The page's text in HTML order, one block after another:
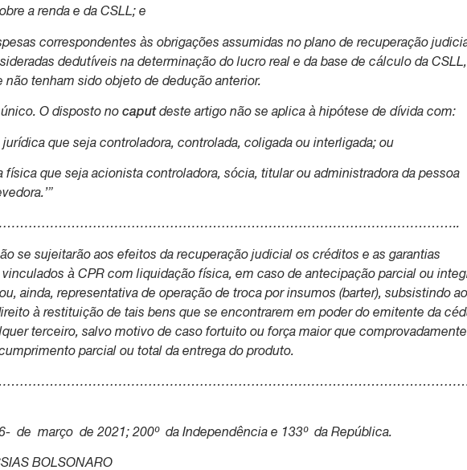
a renda e da CSLL; e
correspondentes às obrigações assumidas no plano de recuperação
dedutíveis na determinação do lucro real e da base de cálculo da CSLL,
não tenham sido objeto de dedução anterior.
único. O disposto nocaputdeste artigo não se aplica à hipótese de dívida com:
jurídica que seja controladora, controlada, coligada ou interligada; ou
física que seja acionista controladora, sócia, titular ou administradora da pessoa
………………………………………………………………………………………………..
se sujeitarão aos efeitos da recuperação judicial os créditos e as garantias
à CPR com liquidação física, em caso de antecipação parcial ou
ainda, representativa de operação de troca por insumos (barter), subsistindo ao
à restituição de tais bens que se encontrarem em poder do emitente da
terceiro, salvo motivo de caso fortuito ou força maior que comprovadamente
parcial ou total da entrega do produto.
de março de 2021; 200º da Independência e 133º da República.
BOLSONARO